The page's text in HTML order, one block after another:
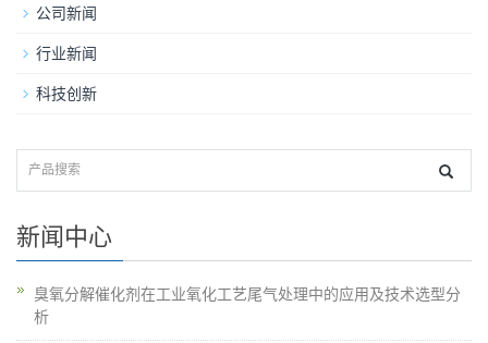
公司新闻
行业新闻
科技创新
新闻中心
臭氧分解催化剂在工业氧化工艺尾气处理中的应用及技术选型分
析